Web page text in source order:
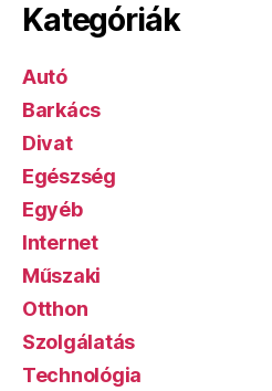
Kategóriák
Autó
Barkács
Divat
Egészség
Egyéb
Internet
Műszaki
Otthon
Szolgálatás
Technológia